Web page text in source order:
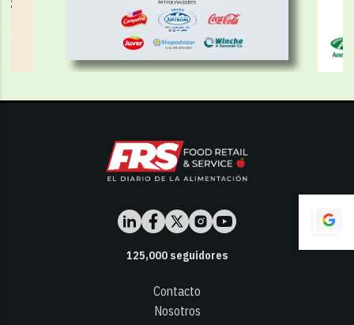
125,000seguidores
Contacto
Nosotros